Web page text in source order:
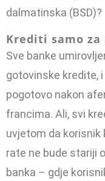
dalmatinska (BSD)?
Krediti samo
Sve banke
gotovinske kredi­te,
pogotovo nakon
francima. Ali, svi
uvje­tom da
rate ne bude sta­riji
banka – gdje